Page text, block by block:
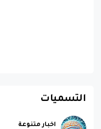
التسميات
اخبار متنوعة